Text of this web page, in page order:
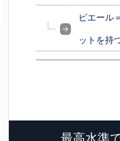
ピエール
ットを持
最高水準